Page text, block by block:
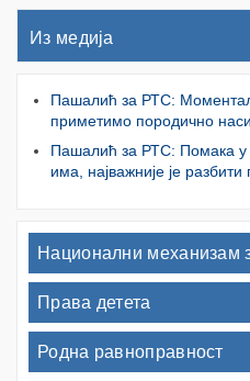
Из медија
Пашалић за РТС:
приметимо породично
Пашалић за РТС: Помака у
има, најважније је
Национални механизам
Права детета
Родна равноправност